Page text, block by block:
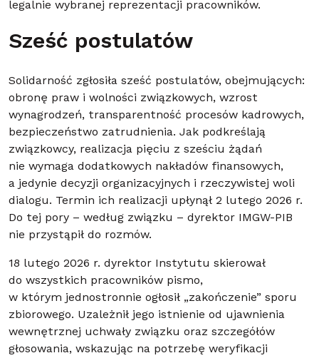
legalnie wybranej reprezentacji pracowników.
Sześć postulatów
Solidarność zgłosiła sześć postulatów, obejmujących:
obronę praw i wolności związkowych, wzrost
wynagrodzeń, transparentność procesów kadrowych,
bezpieczeństwo zatrudnienia. Jak podkreślają
związkowcy, realizacja pięciu z sześciu żądań
nie wymaga dodatkowych nakładów finansowych,
a jedynie decyzji organizacyjnych i rzeczywistej woli
dialogu. Termin ich realizacji upłynął 2 lutego 2026 r.
Do tej pory – według związku – dyrektor IMGW-PIB
nie przystąpił do rozmów.
18 lutego 2026 r. dyrektor Instytutu skierował
do wszystkich pracowników pismo,
w którym jednostronnie ogłosił „zakończenie” sporu
zbiorowego. Uzależnił jego istnienie od ujawnienia
wewnętrznej uchwały związku oraz szczegółów
głosowania, wskazując na potrzebę weryfikacji